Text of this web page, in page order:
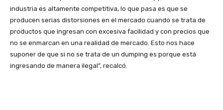
industria es altamente competitiva, lo que pasa es que se
producen serias distorsiones en el mercado cuando se trata de
productos que ingresan con excesiva facilidad y con precios que
no se enmarcan en una realidad de mercado. Esto nos hace
suponer de que si no se trata de un dumping es porque está
ingresando de manera ilegal”, recalcó.